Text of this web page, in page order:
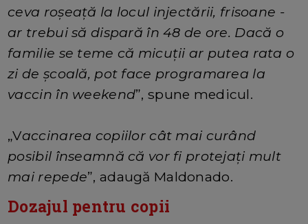
ceva roșeață la locul injectării, frisoane -
ar trebui să dispară în 48 de ore. Dacă o
familie se teme că micuții ar putea rata o
zi de școală, pot face programarea la
vaccin în weekend”, spune medicul.
„Vaccinarea copiilor cât mai curând
posibil înseamnă că vor fi protejați mult
mai repede”, adaugă Maldonado.
Dozajul pentru copii